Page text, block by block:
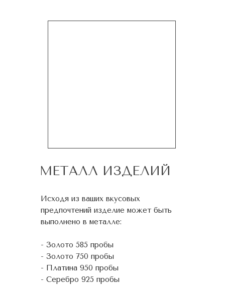
МЕТАЛЛ ИЗДЕЛИЙ
Исходя из ваших вкусовых
предпочтений изделие может быть
выполнено в металле:
- Золото 585 пробы
- Золото 750 пробы
- Платина 950 пробы
- Серебро 925 пробы